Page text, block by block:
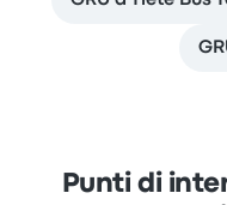
Punti di